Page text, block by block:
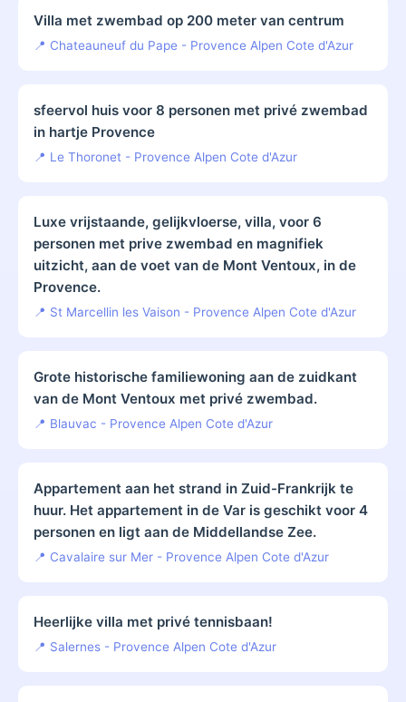
Villa met zwembad op 200 meter van centrum
📍 Chateauneuf du Pape - Provence Alpen Cote d'Azur
sfeervol huis voor 8 personen met privé zwembad
in hartje Provence
📍 Le Thoronet - Provence Alpen Cote d'Azur
Luxe vrijstaande, gelijkvloerse, villa, voor 6
personen met prive zwembad en magnifiek
uitzicht, aan de voet van de Mont Ventoux, in de
Provence.
📍 St Marcellin les Vaison - Provence Alpen Cote d'Azur
Grote historische familiewoning aan de zuidkant
van de Mont Ventoux met privé zwembad.
📍 Blauvac - Provence Alpen Cote d'Azur
Appartement aan het strand in Zuid-Frankrijk te
huur. Het appartement in de Var is geschikt voor 4
personen en ligt aan de Middellandse Zee.
📍 Cavalaire sur Mer - Provence Alpen Cote d'Azur
Heerlijke villa met privé tennisbaan!
📍 Salernes - Provence Alpen Cote d'Azur